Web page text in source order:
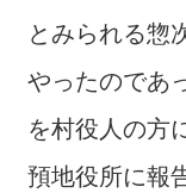
とみられる惣
やったのであ
を村役人の方
預地役所に報